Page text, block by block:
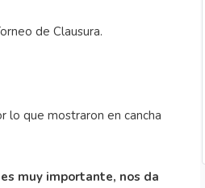
de Clausura.
lo que mostraron en cancha
muy importante, nos da